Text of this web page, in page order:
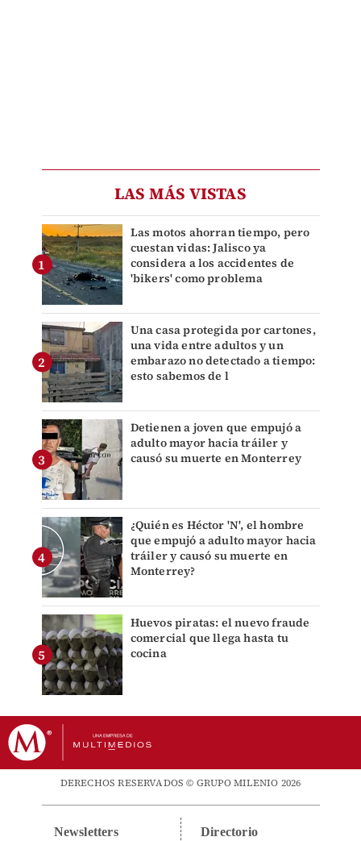
LAS MÁS VISTAS
Las motos ahorran tiempo, pero
cuestan vidas: Jalisco ya
considera a los accidentes de
'bikers' como problema
Una casa protegida por cartones,
una vida entre adultos y un
embarazo no detectado a tiempo:
esto sabemos de l
Detienen a joven que empujó a
adulto mayor hacia tráiler y
causó su muerte en Monterrey
¿Quién es Héctor 'N', el hombre
que empujó a adulto mayor hacia
tráiler y causó su muerte en
Monterrey?
Huevos piratas: el nuevo fraude
comercial que llega hasta tu
cocina
DERECHOS RESERVADOS © GRUPO MILENIO 2026
Newsletters Directorio